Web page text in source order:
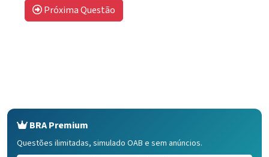
Próxima Questão
BRA Premium
Questões ilimitadas, simulado OAB e sem anúncios.